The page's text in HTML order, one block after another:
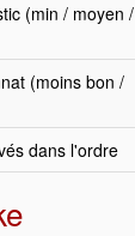
(min / moyen /
(moins bon /
dans l'ordre